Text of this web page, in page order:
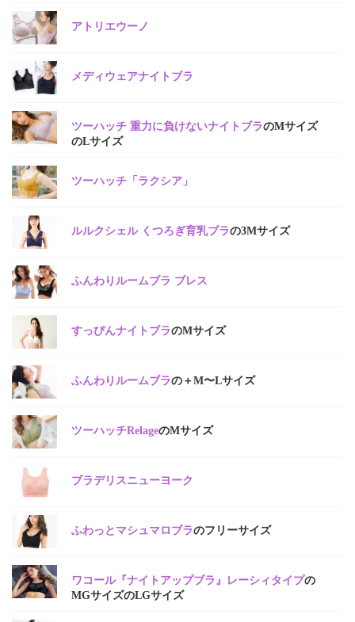
アトリエウーノ
メディウェアナイトブラ
ツーハッチ 重力に負けないナイトブラのMサイズ
のLサイズ
ツーハッチ「ラクシア」
ルルクシェル くつろぎ育乳ブラの3Mサイズ
ふんわりルームブラ ブレス
すっぴんナイトブラのMサイズ
ふんわりルームブラの＋M〜Lサイズ
ツーハッチRelageのMサイズ
ブラデリスニューヨーク
ふわっとマシュマロブラのフリーサイズ
ワコール『ナイトアップブラ』レーシィタイプの
MGサイズのLGサイズ